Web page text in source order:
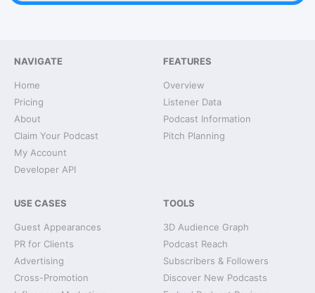
NAVIGATE
Home
Pricing
About
Claim Your Podcast
My Account
Developer API
FEATURES
Overview
Listener Data
Podcast Information
Pitch Planning
USE CASES
Guest Appearances
PR for Clients
Advertising
Cross-Promotion
TOOLS
3D Audience Graph
Podcast Reach
Subscribers & Followers
Discover New Podcasts